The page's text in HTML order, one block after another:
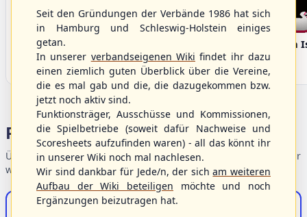
Bargenstedt
Beavers
Fehmarn
Portalbereiche
Übersicht der Verbandsbereiche – wählen Sie einen Einstieg für
weiterführende Informationen.
S/HBV-Shop
Seit den Gründungen der Verbände 1986 hat sich
in Hamburg und Schleswig-Holstein einiges
getan.
In unserer verbandseigenen Wiki findet ihr dazu
einen ziemlich guten Überblick über die Vereine,
die es mal gab und die, die dazugekommen bzw.
jetzt noch aktiv sind.
Funktionsträger, Ausschüsse und Kommissionen,
die Spielbetriebe (soweit dafür Nachweise und
Scoresheets aufzufinden waren) - all das könnt ihr
in unserer Wiki noch mal nachlesen.
Wir sind dankbar für Jede/n, der sicham weiteren
Aufbau der Wiki beteiligen möchte und noch
Ergänzungen beizutragen hat.